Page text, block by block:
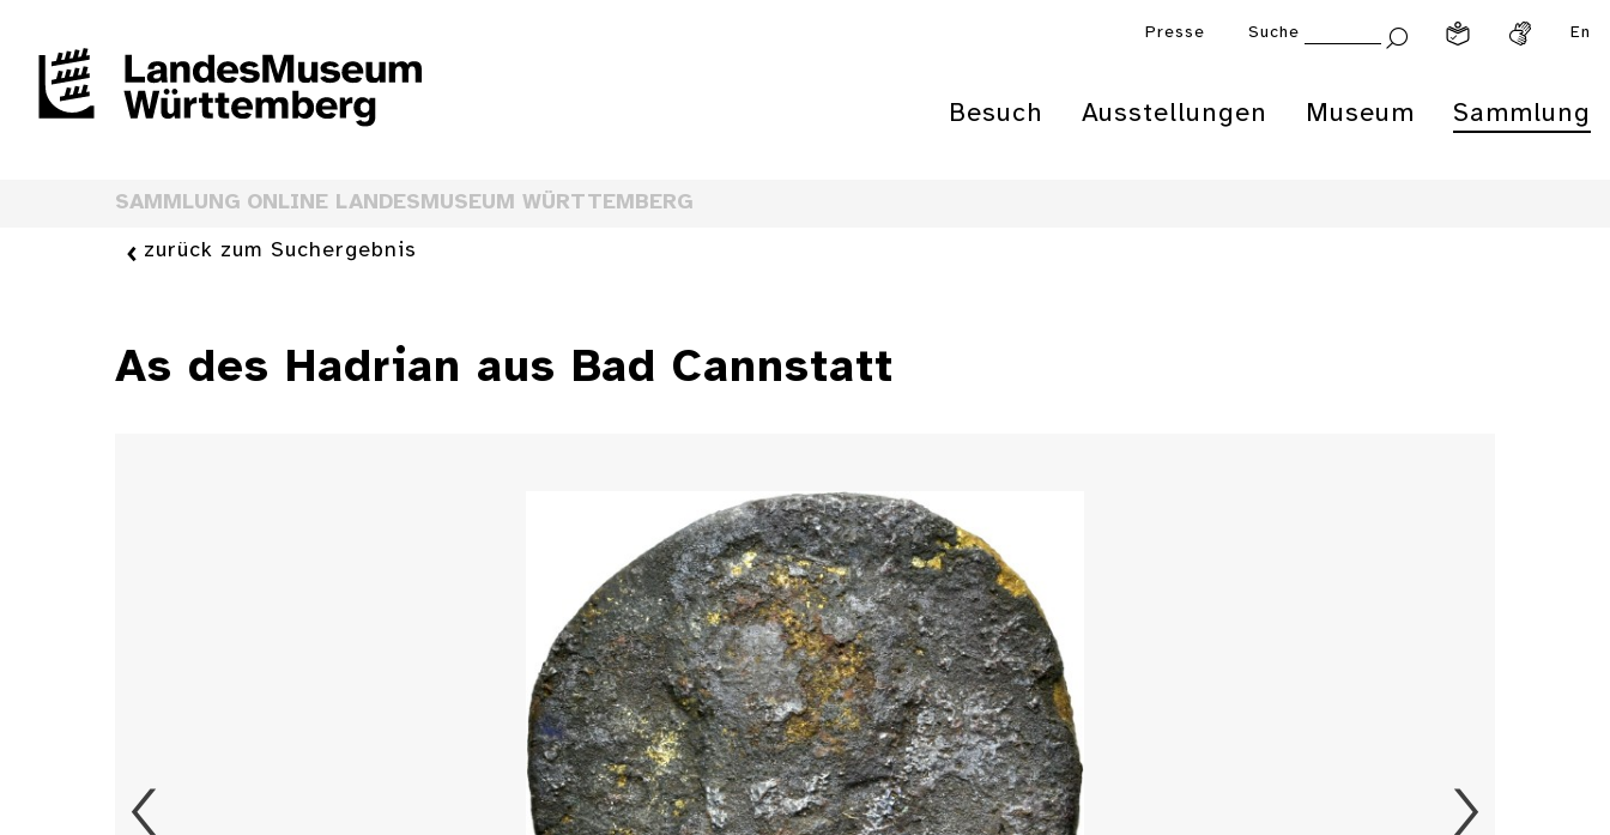
Presse Suche En
Besuch Ausstellungen Museum Sammlung
SAMMLUNG ONLINE LANDESMUSEUM WÜRTTEMBERG
zurück zum Suchergebnis
As des Hadrian aus Bad Cannstatt